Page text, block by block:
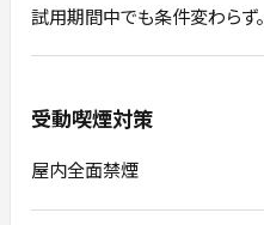
試用期間中でも条件変わらず。
受動喫煙対策
屋内全面禁煙